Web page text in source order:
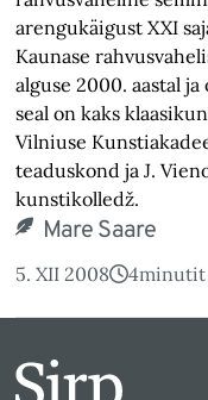
arengukäigust XXI
Kaunase
alguse 2000. aastal
seal on kaks
Vilniuse
teaduskond ja J.
kunstikolledž.
Mare Saare
5. XII 2008 4minutit